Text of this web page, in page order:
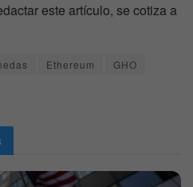
este artículo, se cotiza a
Ethereum
GHO